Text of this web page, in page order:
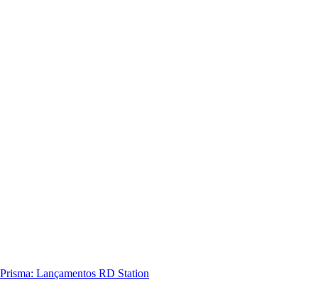
Prisma: Lançamentos RD Station